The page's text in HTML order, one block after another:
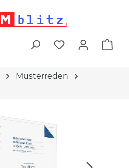
Musterreden